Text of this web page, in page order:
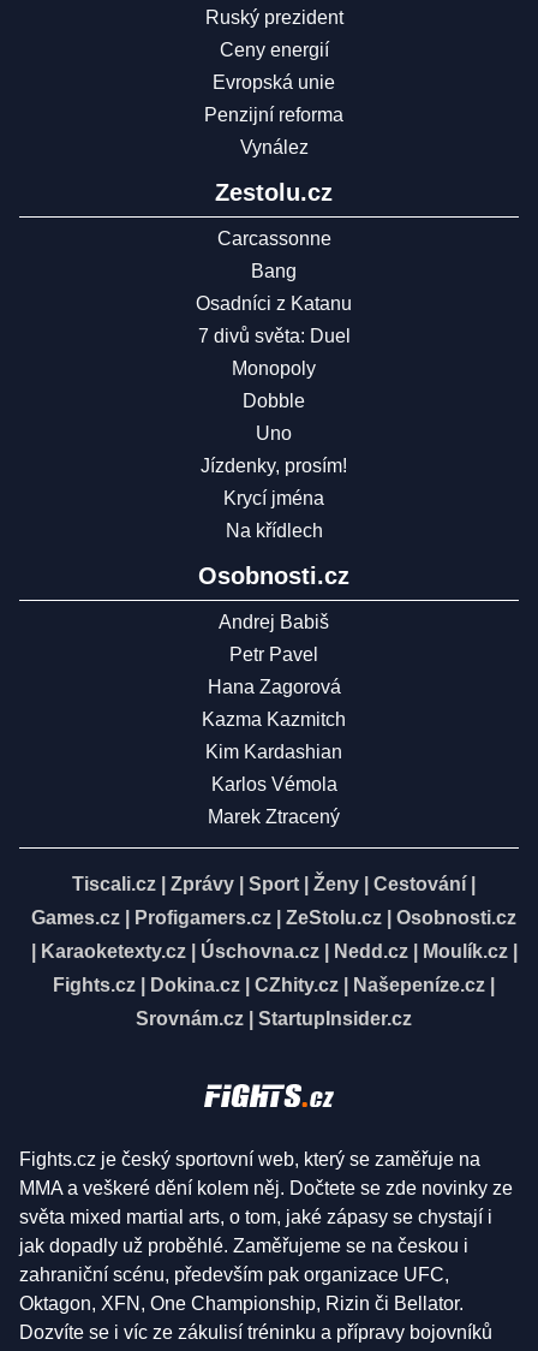
Ruský prezident
Ceny energií
Evropská unie
Penzijní reforma
Vynález
Zestolu.cz
Carcassonne
Bang
Osadníci z Katanu
7 divů světa: Duel
Monopoly
Dobble
Uno
Jízdenky, prosím!
Krycí jména
Na křídlech
Osobnosti.cz
Andrej Babiš
Petr Pavel
Hana Zagorová
Kazma Kazmitch
Kim Kardashian
Karlos Vémola
Marek Ztracený
Tiscali.cz Zprávy Sport Ženy Cestování
Games.cz
Profigamers.cz ZeStolu.cz
Osobnosti.cz
Karaoketexty.cz| Úschovna.cz| Nedd.cz| Moulík.cz|
Fights.cz
Dokina.cz CZhity.cz Našepeníze.cz
Srovnám.cz
StartupInsider.cz
Fights.cz je český sportovní web, který se zaměřuje na
MMA a veškeré dění kolem něj. Dočtete se zde novinky ze
světa mixed martial arts, o tom, jaké zápasy se chystají i
jak dopadly už proběhlé. Zaměřujeme se na českou i
zahraniční scénu, především pak organizace UFC,
Oktagon, XFN, One Championship, Rizin či Bellator.
Dozvíte se i víc ze zákulisí tréninku a přípravy bojovníků